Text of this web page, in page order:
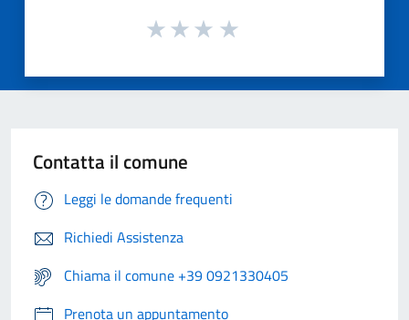
Contatta il comune
Leggi le domande frequenti
Richiedi Assistenza
Chiama il comune +39 0921330405
Prenota un appuntamento